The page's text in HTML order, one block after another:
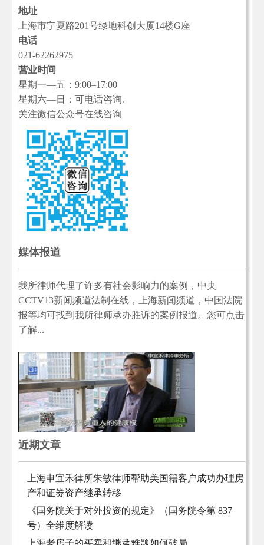
地址
上海市宁夏路201号绿地科创大厦14楼G座
电话
021-62262975
营业时间
星期一—五：9:00–17:00
星期六—日：可电话咨询.
关注微信公众号在线咨询
媒体报道
我所律师代理了许多有社会影响力的案例，中央
CCTV13新闻频道法制在线，上海新闻频道，中国法院
报等均可找到我所律师承办胜诉的案例报道。您可点击
了解...
近期文章
上海申宜禾律所朱敏律师帮助美国籍客户成功办理房
产和证券资产继承转移
《国务院关于对外投资的规定》（国务院令第 837
号）全维度解读
上海老房子的买卖和继承难题如何破局